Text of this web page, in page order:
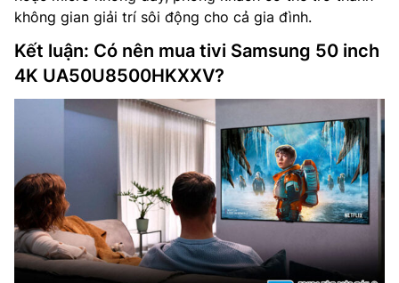
không gian giải trí sôi động cho cả gia đình.
Kết luận: Có nên mua tivi Samsung 50 inch
4K UA50U8500HKXXV?